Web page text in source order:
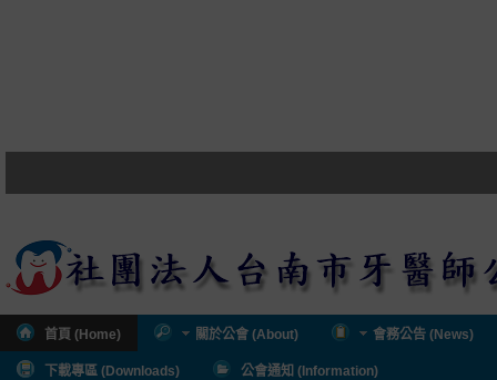
首頁 (Home) 關於公會 (About) 會務公告 (News)
下載專區 (Downloads) 公會通知 (Information)